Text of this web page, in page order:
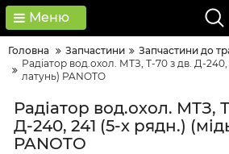
Меню
Головна Запчастини
Запчастини до
Радіатор вод.охол. МТЗ, Т-70 з дв. Д-240,
латунь) PANOTO
Радіатор вод.охол. МТЗ,
Д-240, 241 (5-х рядн.)
PANOTO